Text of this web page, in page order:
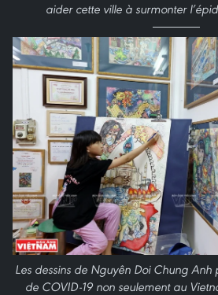
aider cette ville à surmonter
Les dessins de Nguyên Doi Chung
de COVID-19 non seulement au